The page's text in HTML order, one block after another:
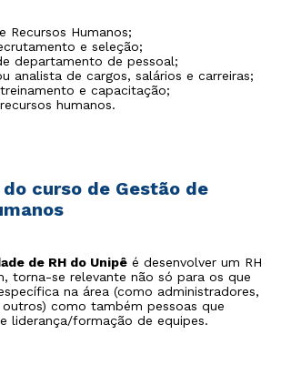
Recursos Humanos;
e seleção;
departamento de pessoal;
analista de cargos, salários e carreiras;
e capacitação;
humanos.
curso de Gestão de
de RH do Unipê é desenvolver um RH
torna-se relevante não só para os que
na área (como administradores,
como também pessoas que
liderança/formação de equipes.